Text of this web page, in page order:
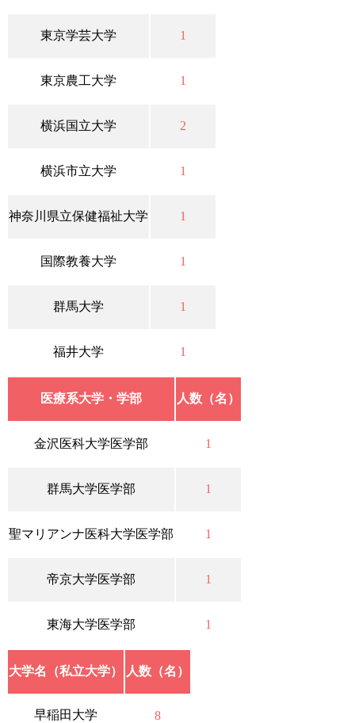
東京学芸大学 1
東京農工大学 1
横浜国立大学 2
横浜市立大学 1
神奈川県立保健福祉大学 1
国際教養大学 1
群馬大学 1
福井大学 1
医療系大学・学部 人数（名）
金沢医科大学医学部 1
群馬大学医学部 1
聖マリアンナ医科大学医学部 1
帝京大学医学部 1
東海大学医学部 1
大学名（私立大学） 人数（名）
早稲田大学 8